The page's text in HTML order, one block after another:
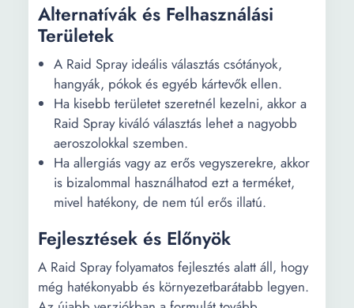
Alternatívák és Felhasználási
Területek
A Raid Spray ideális választás csótányok,
hangyák, pókok és egyéb kártevők ellen.
Ha kisebb területet szeretnél kezelni, akkor a
Raid Spray kiváló választás lehet a nagyobb
aeroszolokkal szemben.
Ha allergiás vagy az erős vegyszerekre, akkor
is bizalommal használhatod ezt a terméket,
mivel hatékony, de nem túl erős illatú.
Fejlesztések és Előnyök
A Raid Spray folyamatos fejlesztés alatt áll, hogy
még hatékonyabb és környezetbarátabb legyen.